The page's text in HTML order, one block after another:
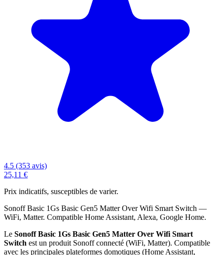
4.5 (353 avis)
25,11 €
Prix indicatifs, susceptibles de varier.
Sonoff Basic 1Gs Basic Gen5 Matter Over Wifi Smart Switch —
WiFi, Matter. Compatible Home Assistant, Alexa, Google Home.
Le Sonoff Basic 1Gs Basic Gen5 Matter Over Wifi Smart
Switch est un produit Sonoff connecté (WiFi, Matter). Compatible
avec les principales plateformes domotiques (Home Assistant,